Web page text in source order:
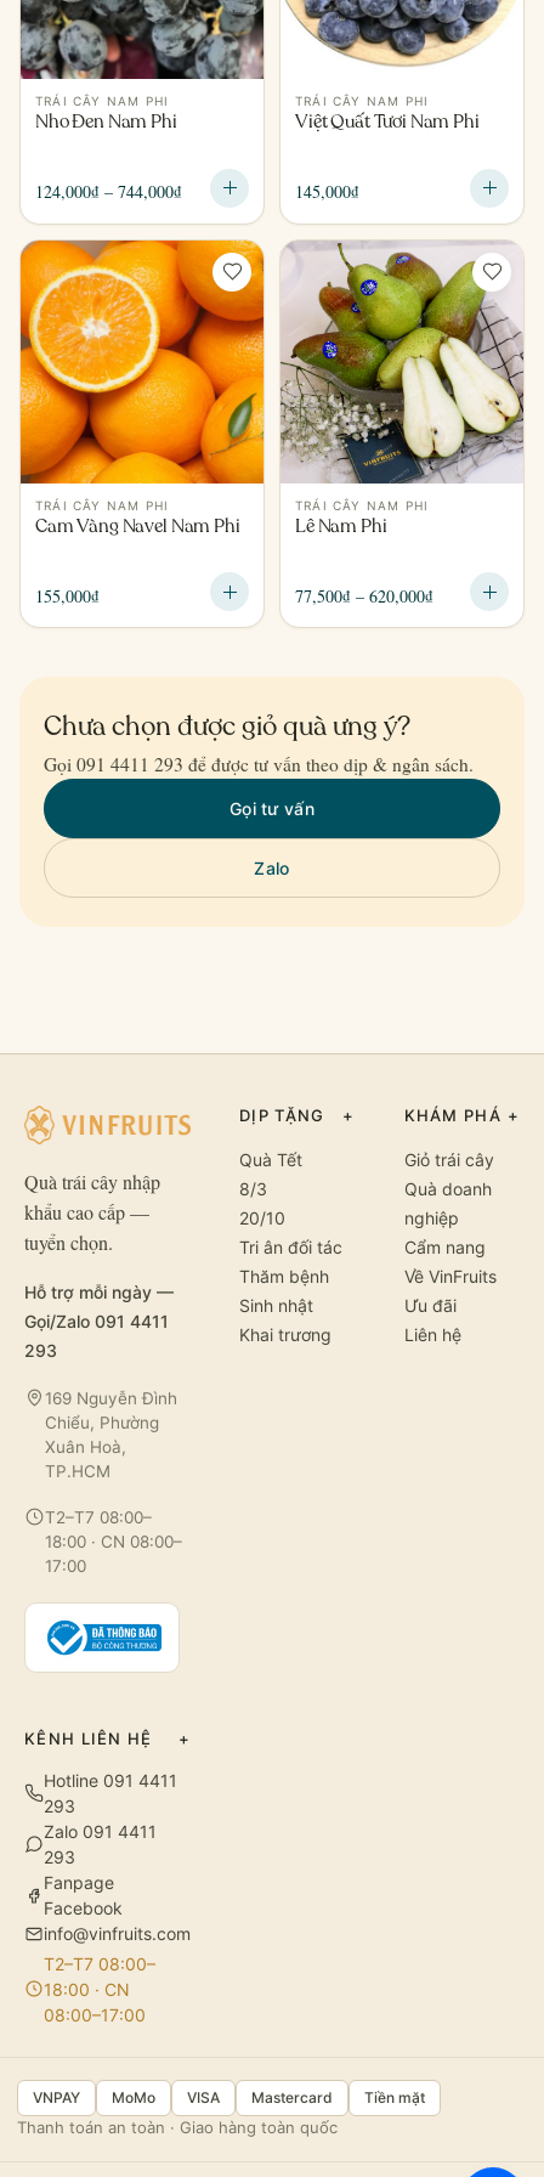
TRÁI CÂY NAM PHI
Nho Đen Nam Phi
124,000₫ – 744,000₫ Khoảng
từ
124,000₫
đến
744,000₫
TRÁI CÂY NAM PHI
Việt Quất Tươi Nam Phi
145,000₫
TRÁI CÂY NAM PHI
Cam Vàng Navel Nam Phi
155,000₫
TRÁI CÂY NAM PHI
Lê Nam Phi
77,500₫ – 620,000₫ Khoảng
Chưa chọn được giỏ quà ưng ý?
Gọi 091 4411 293 để được tư vấn theo dịp & ngân sách.
Gọi tư vấn
Zalo
Quà trái cây nhập
khẩu cao cấp —
tuyển chọn.
Hỗ trợ mỗi ngày —
Gọi/Zalo 091 4411
293
169 Nguyễn Đình
Chiểu, Phường
Xuân Hoà,
TP.HCM
T2–T7 08:00–
18:00 · CN 08:00–
17:00
DỊP TẶNG +
Quà Tết
8/3
20/10
Tri ân đối tác
Thăm bệnh
Sinh nhật
Khai trương
KHÁM PHÁ +
Giỏ trái cây
Quà doanh
nghiệp
Cẩm nang
Về VinFruits
Ưu đãi
Liên hệ
KÊNH LIÊN HỆ +
Hotline 091 4411
293
Zalo 091 4411
293
Fanpage
Facebook
info@vinfruits.com
T2–T7 08:00–
18:00 · CN
08:00–17:00
VNPAY MoMo VISA Mastercard Tiền mặt
Thanh toán an toàn · Giao hàng toàn quốc